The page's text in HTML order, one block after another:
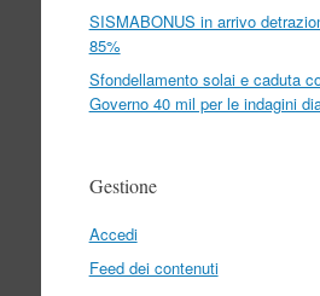
SISMABONUS in arrivo
85%
Sfondellamento solai e caduta
Governo 40 mil per le indagini
Gestione
Accedi
Feed dei contenuti